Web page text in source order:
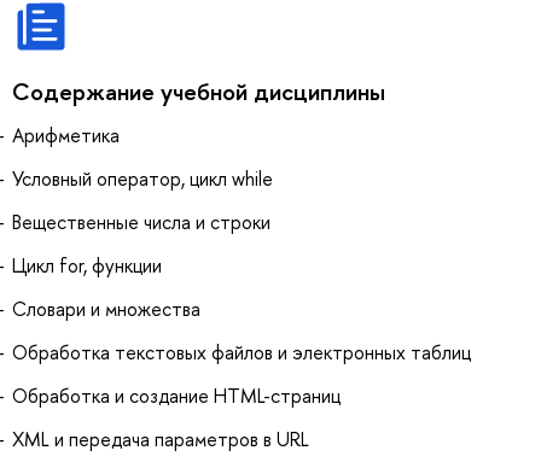
Содержание учебной дисциплины
Арифметика
Условный оператор, цикл while
Вещественные числа и строки
Цикл for, функции
Словари и множества
Обработка текстовых файлов и электронных таблиц
Обработка и создание HTML-страниц
XML и передача параметров в URL